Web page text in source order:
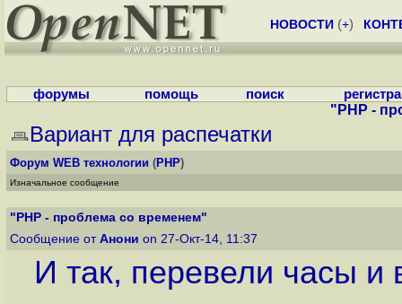
НОВОСТИ (+)
форумы помощь поиск
"PHP -
Вариант для распечатки
Форум WEB технологии (PHP)
Изначальное сообщение
"PHP - проблема со временем"
Сообщение от Анони on 27-Окт-14, 11:37
И так, перевели часы и